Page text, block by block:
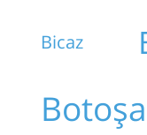
Bicaz